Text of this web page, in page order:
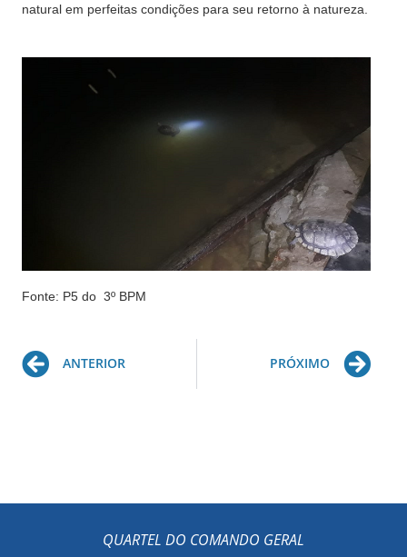
natural em perfeitas condições para seu retorno à natureza.
Fonte: P5 do 3º BPM
Prev
ANTERIOR PRÓXIMO
QUARTEL DO COMANDO GERAL